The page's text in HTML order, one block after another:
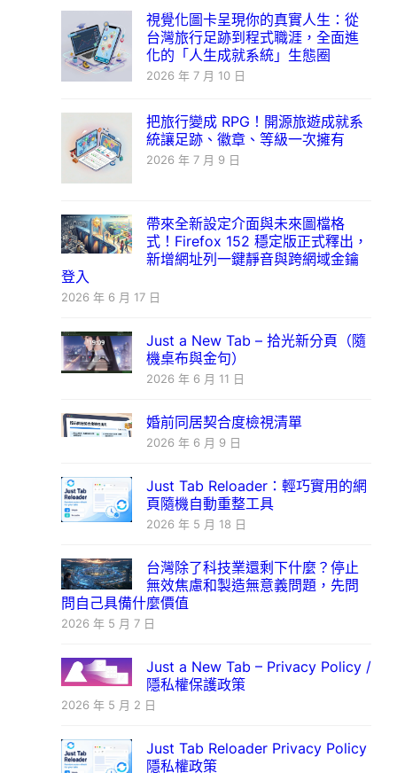
視覺化圖卡呈現你的真實人生：從
台灣旅行足跡到程式職涯，全面進
化的「人生成就系統」生態圈
2026 年 7 月 10 日
把旅行變成 RPG！開源旅遊成就系
統讓足跡、徽章、等級一次擁有
2026 年 7 月 9 日
帶來全新設定介面與未來圖檔格
式！Firefox 152 穩定版正式釋出，
新增網址列一鍵靜音與跨網域金鑰
登入
2026 年 6 月 17 日
Just a New Tab – 拾光新分頁（隨
機桌布與金句）
2026 年 6 月 11 日
婚前同居契合度檢視清單
2026 年 6 月 9 日
Just Tab Reloader：輕巧實用的網
頁隨機自動重整工具
2026 年 5 月 18 日
台灣除了科技業還剩下什麼？停止
無效焦慮和製造無意義問題，先問
問自己具備什麼價值
2026 年 5 月 7 日
Just a New Tab – Privacy Policy /
隱私權保護政策
2026 年 5 月 2 日
Just Tab Reloader Privacy Policy
隱私權政策